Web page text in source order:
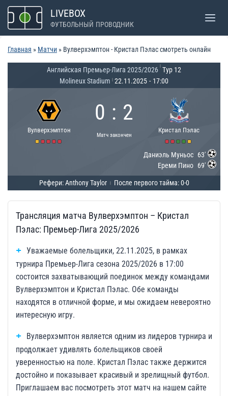
Перейти
содержимому
LIVEBOX
ФУТБОЛЬНЫЙ ПРОВОДНИК
Главная » Матчи » Вулверхэмптон - Кристал Пэлас смотреть онлайн
Английская Премьер-Лига 2025/2026 Тур 12
Molineux Stadium 22.11.2025 - 17:00
Вулверхэмптон
0 : 2
Матч закончен
Кристал Пэлас
Даниэль Муньос 63'
Ереми Пино 69'
Рефери: Anthony Taylor После первого тайма: 0-0
Трансляция матча Вулверхэмптон – Кристал
Пэлас: Премьер-Лига 2025/2026
Уважаемые болельщики, 22.11.2025, в рамках
турнира Премьер-Лига сезона 2025/2026 в 17:00
состоится захватывающий поединок между командами
Вулверхэмптон и Кристал Пэлас. Обе команды
находятся в отличной форме, и мы ожидаем невероятно
интересную игру.
Вулверхэмптон является одним из лидеров турнира и
продолжает удивлять болельщиков своей
уверенностью на поле. Кристал Пэлас также держится
достойно и показывает красивый и зрелищный футбол.
Приглашаем вас посмотреть этот матч на нашем сайте